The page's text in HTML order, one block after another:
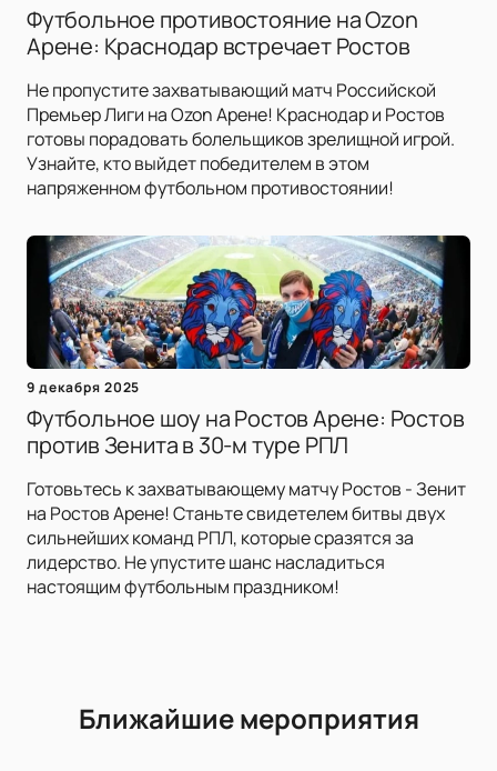
Футбольное противостояние на Ozon
Арене: Краснодар встречает Ростов
Не пропустите захватывающий матч Российской
Премьер Лиги на Ozon Арене! Краснодар и Ростов
готовы порадовать болельщиков зрелищной игрой.
Узнайте, кто выйдет победителем в этом
напряженном футбольном противостоянии!
9 декабря 2025
Футбольное шоу на Ростов Арене: Ростов
против Зенита в 30-м туре РПЛ
Готовьтесь к захватывающему матчу Ростов - Зенит
на Ростов Арене! Станьте свидетелем битвы двух
сильнейших команд РПЛ, которые сразятся за
лидерство. Не упустите шанс насладиться
настоящим футбольным праздником!
Ближайшие мероприятия